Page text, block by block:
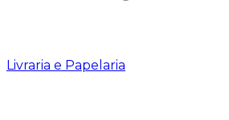
Livraria e Papelaria